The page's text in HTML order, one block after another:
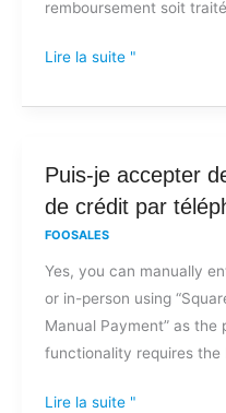
remboursement soit
to
lors
terminal
Square
?
Lire la suite "
Puis-je accepter
de crédit par
FOOSALES
Yes, you can manually
or in-person using
Manual Payment” as
functionality requires the
Puis-
je
paiements
par
carte
de
Lire la suite "